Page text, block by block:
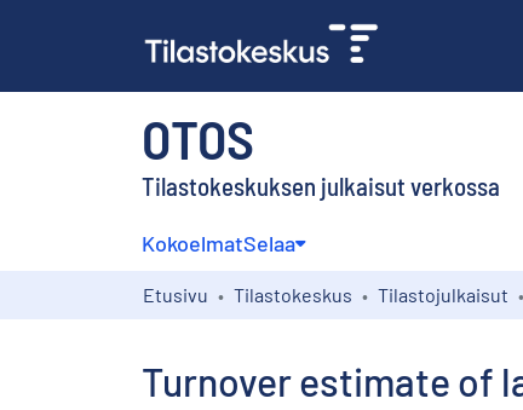
OTOS
Tilastokeskuksen julkaisut verkossa
KokoelmatSelaa
Etusivu Tilastokeskus Tilastojulkaisut
Turnover estimate of